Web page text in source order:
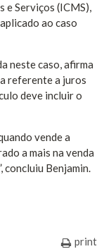
e Serviços (ICMS),
ao caso
neste caso, afirma
referente a juros
deve incluir o
vende a
a mais na venda
concluiu Benjamin.
print